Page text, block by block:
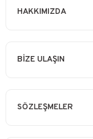
HAKKIMIZDA
BİZE ULAŞIN
SÖZLEŞMELER